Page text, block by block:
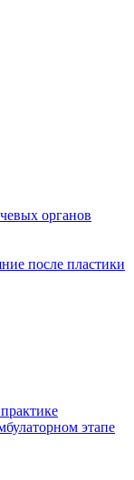
органов
после пластики
этапе